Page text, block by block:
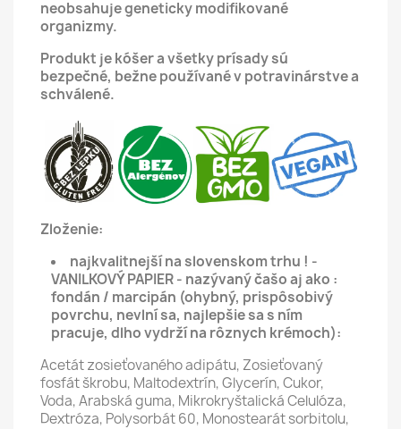
neobsahuje geneticky modifikované
organizmy.
Produkt je kóšer a všetky prísady sú
bezpečné, bežne používané v potravinárstve a
schválené.
Zloženie:
najkvalitnejší na slovenskom trhu ! -
VANILKOVÝ PAPIER - nazývaný čašo aj ako :
fondán / marcipán (ohybný, prispôsobivý
povrchu, nevlní sa, najlepšie sa s ním
pracuje, dlho vydrží na rôznych krémoch):
Acetát zosieťovaného adipátu, Zosieťovaný
fosfát škrobu, Maltodextrín, Glycerín, Cukor,
Voda, Arabská guma, Mikrokryštalická Celulóza,
Dextróza, Polysorbát 60, Monostearát sorbitolu,